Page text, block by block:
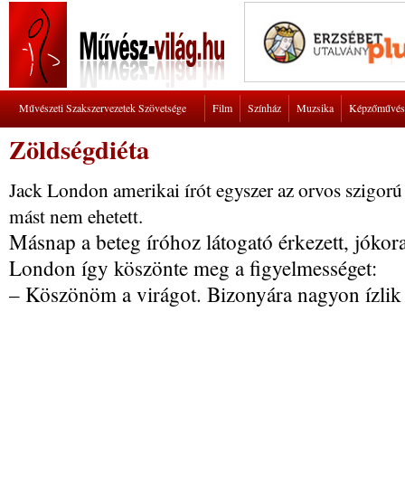
Művészeti Szakszervezetek Szövetsége Film Színház Muzsika
Zöldségdiéta
Jack London amerikai írót egyszer az orvos
mást nem ehetett.
Másnap a beteg íróhoz látogató érkezett,
London így köszönte meg a figyelmességet:
– Köszönöm a virágot. Bizonyára nagyon